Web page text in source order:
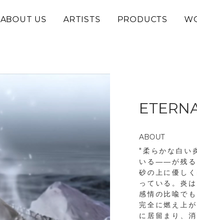
ABOUT US ARTISTS PRODUCTS
ABOUT
"柔らかな白い
いる――が残る
砂の上に優し
っている。炎
感情の比喩でも
完全に燃え上
に居留まり、